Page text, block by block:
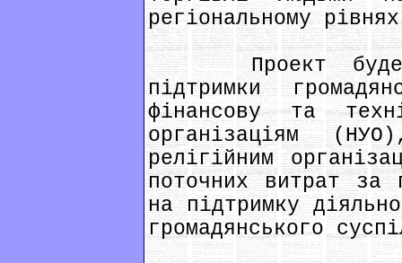
регіональному
Проект буде
підтримки
фінансову та
організаціям
релігійним
поточних витрат за
на підтримку
громадянського